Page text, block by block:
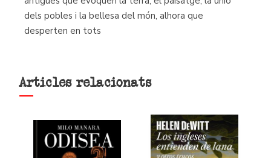
dels pobles i la bellesa del món, alhora que
desperten en tots
Articles relacionats